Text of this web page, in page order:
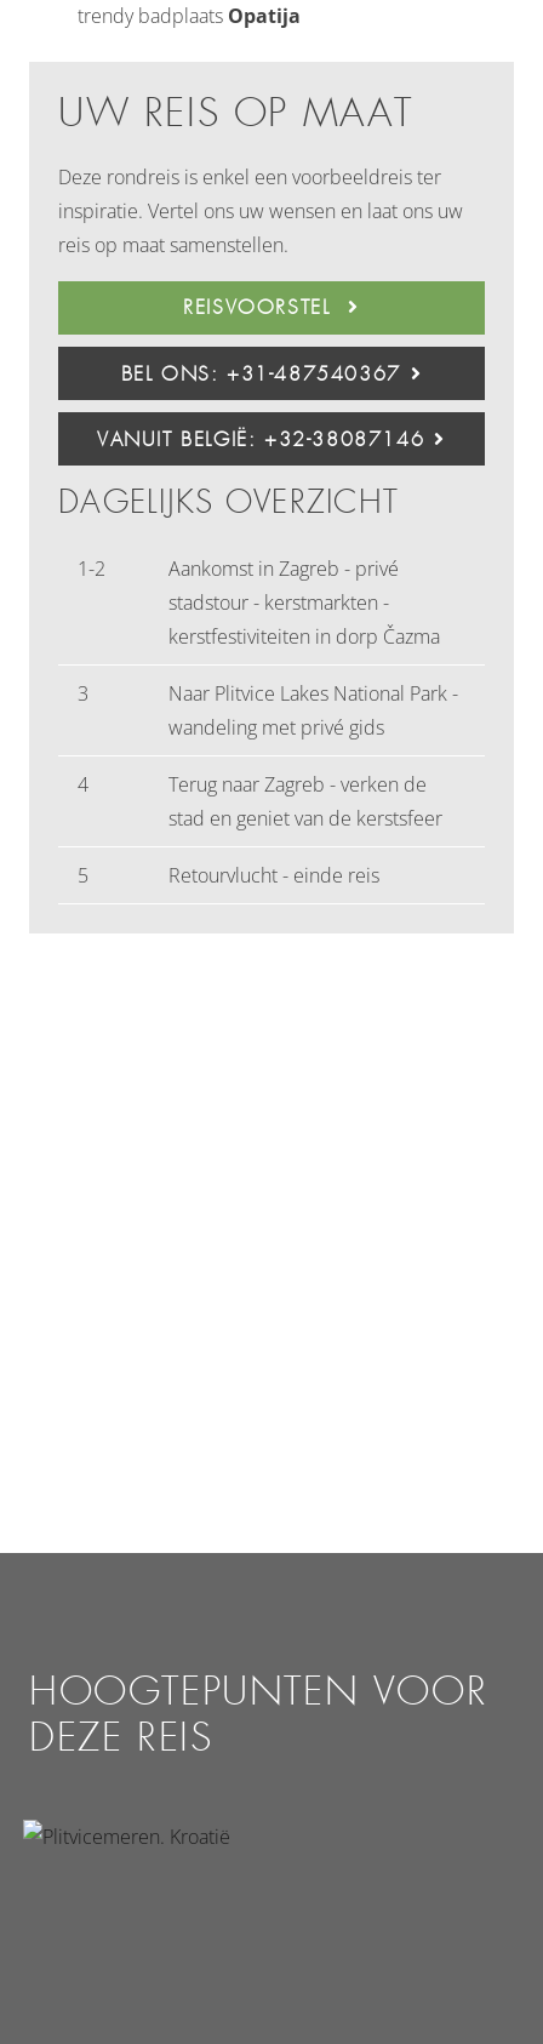
trendy badplaats Opatija
UW REIS OP MAAT
Deze rondreis is enkel een voorbeeldreis ter
inspiratie. Vertel ons uw wensen en laat ons uw
reis op maat samenstellen.
REISVOORSTEL
BEL ONS: +31-487540367
VANUIT BELGIË: +32-38087146
DAGELIJKS OVERZICHT
1-2
Aankomst in Zagreb - privé
stadstour - kerstmarkten -
kerstfestiviteiten in dorp Čazma
3
Naar Plitvice Lakes National Park -
wandeling met privé gids
4
Terug naar Zagreb - verken de
stad en geniet van de kerstsfeer
5 Retourvlucht - einde reis
HOOGTEPUNTEN VOOR
DEZE REIS